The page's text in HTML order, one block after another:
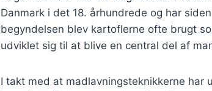
Danmark i det 18. århundrede og har
begyndelsen blev kartoflerne ofte brugt
udviklet sig til at blive en central del af
I takt med at madlavningsteknikkerne har